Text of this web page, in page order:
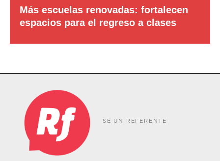
Más escuelas renovadas: fortalecen
espacios para el regreso a clases
SÉ UN REFERENTE